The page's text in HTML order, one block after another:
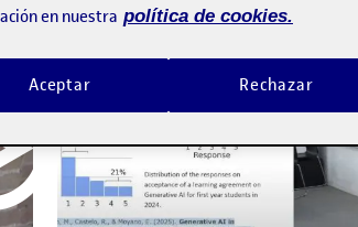
en nuestra política de cookies.
Rechazar
Aceptar